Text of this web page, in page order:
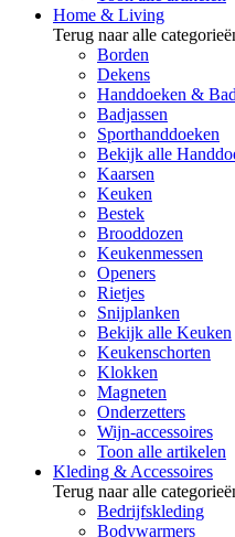
Home & Living
Terug naar alle
Borden
Dekens
Handdoeken &
Badjassen
Sporthanddoeken
Bekijk alle
Kaarsen
Keuken
Bestek
Brooddozen
Keukenmessen
Openers
Rietjes
Snijplanken
Bekijk alle Keuken
Keukenschorten
Klokken
Magneten
Onderzetters
Wijn-accessoires
Toon alle artikelen
Kleding & Accessoires
Terug naar alle
Bedrijfskleding
Bodywarmers